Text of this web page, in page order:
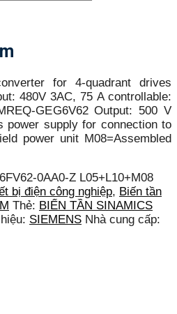
for 4-quadrant drives
480V 3AC, 75 A controllable:
GEG6V62 Output: 500 V
power supply for connection to
power unit M08=Assembled
0AA0-Z L05+L10+M08
bị điện công nghiệp, Biến tần
Thẻ: BIẾN TẦN SINAMICS
SIEMENS Nhà cung cấp: